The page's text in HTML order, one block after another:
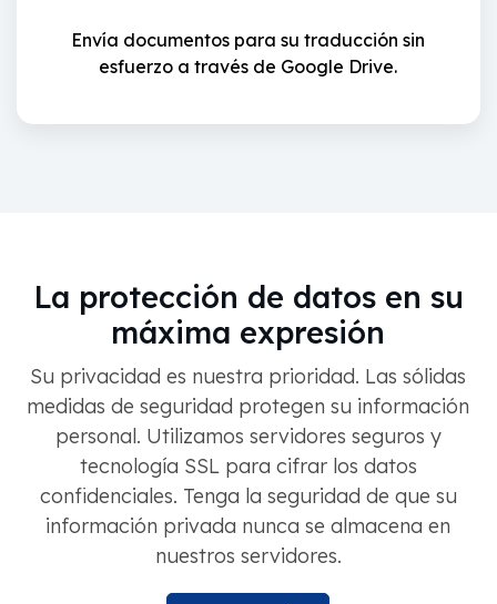
Envía documentos para su traducción sin
esfuerzo a través de Google Drive.
La protección de datos en su
máxima expresión
Su privacidad es nuestra prioridad. Las sólidas
medidas de seguridad protegen su información
personal. Utilizamos servidores seguros y
tecnología SSL para cifrar los datos
confidenciales. Tenga la seguridad de que su
información privada nunca se almacena en
nuestros servidores.